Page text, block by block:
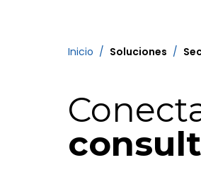
Inicio / Soluciones /